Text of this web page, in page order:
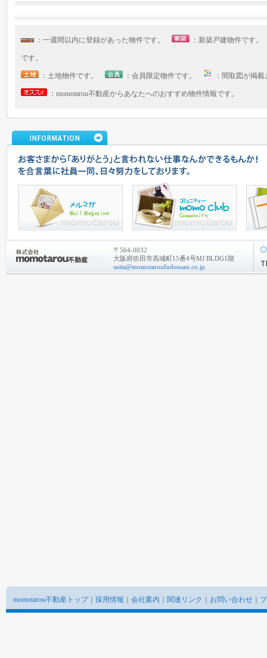
：一週間以内に登録があった物件です。 ：新築戸建物件です
です。
：土地物件です。 ：会員限定物件です。 ：間取図が掲
：momotarou不動産からあなたへのおすすめ物件情報です。
〒564-0032
大阪府吹田市高城町15番4号MJ BLDG1階
suita@momotaroufudousan.co.jp
momotarou不動産トップ｜ 採用情報 会社案内 関連リンク お問い合わせ